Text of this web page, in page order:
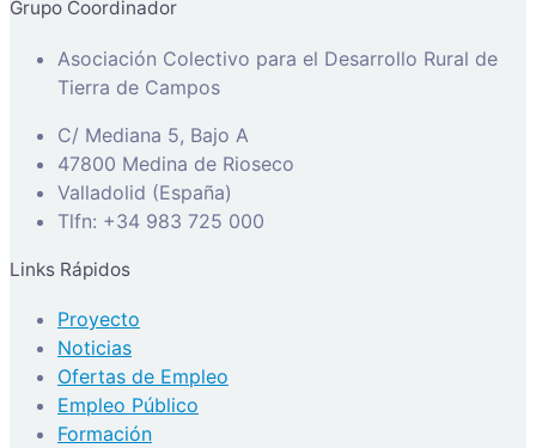
Grupo Coordinador
Asociación Colectivo para el Desarrollo Rural de
Tierra de Campos
C/ Mediana 5, Bajo A
47800 Medina de Rioseco
Valladolid (España)
Tlfn: +34 983 725 000
Links Rápidos
Proyecto
Noticias
Ofertas de Empleo
Empleo Público
Formación